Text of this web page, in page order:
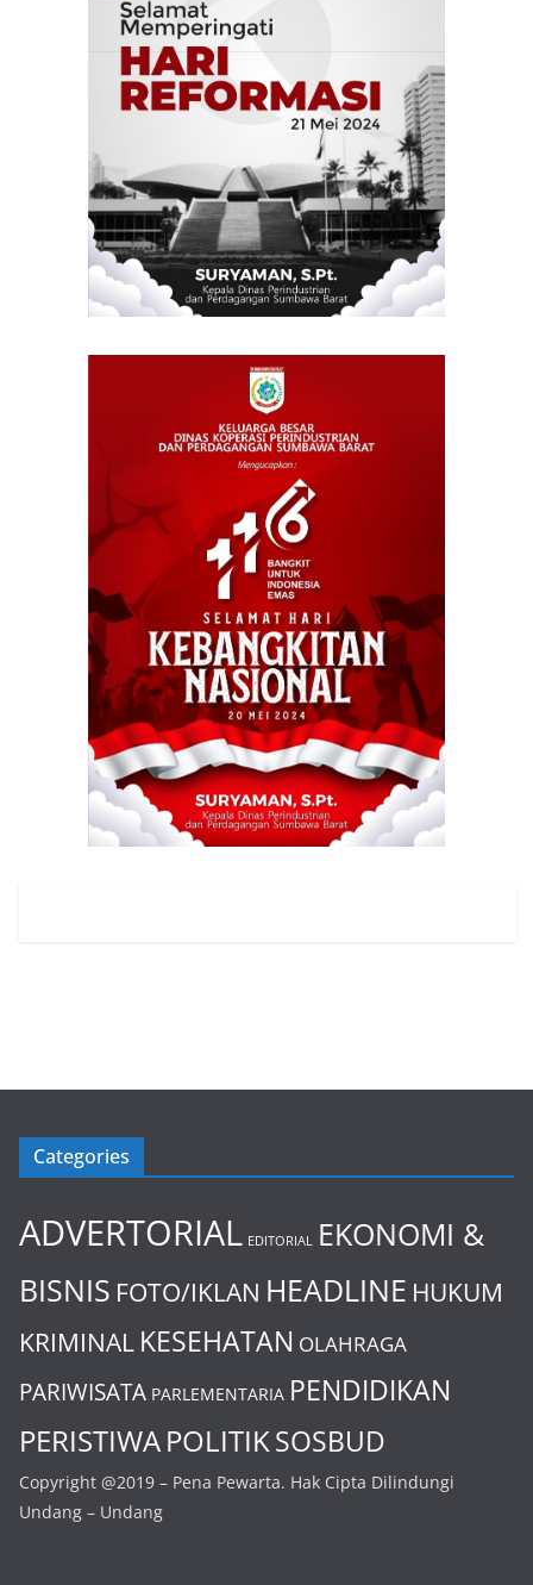
Categories
ADVERTORIAL EDITORIAL EKONOMI &
BISNIS FOTO/IKLAN HEADLINE HUKUM
KRIMINAL KESEHATAN OLAHRAGA
PARIWISATA PARLEMENTARIA PENDIDIKAN
PERISTIWAPOLITIKSOSBUD
Copyright @2019 – Pena Pewarta. Hak Cipta Dilindungi
Undang – Undang